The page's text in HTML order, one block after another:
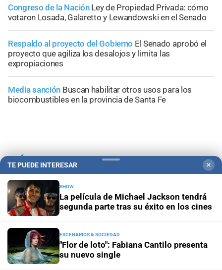
Congreso de la Nación Ley de Propiedad Privada: cómo
votaron Losada, Galaretto y Lewandowski en el Senado
Respaldo al proyecto del Gobierno El Senado aprobó el
proyecto que agiliza los desalojos y limita las
expropiaciones
Media sanción Buscan habilitar otros usos para los
biocombustibles en la provincia de Santa Fe
+ Área Metropolitana
TE PUEDE INTERESAR ✕
SHOW
La película de Michael Jackson tendrá
segunda parte tras su éxito en los cines
ESCENARIOS & SOCIEDAD
"Flor de loto": Fabiana Cantilo presenta
su nuevo single